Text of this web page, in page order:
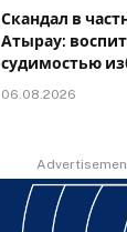
Скандал в
Атырау:
судимостью
06.08.2026